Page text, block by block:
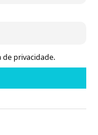
de privacidade.